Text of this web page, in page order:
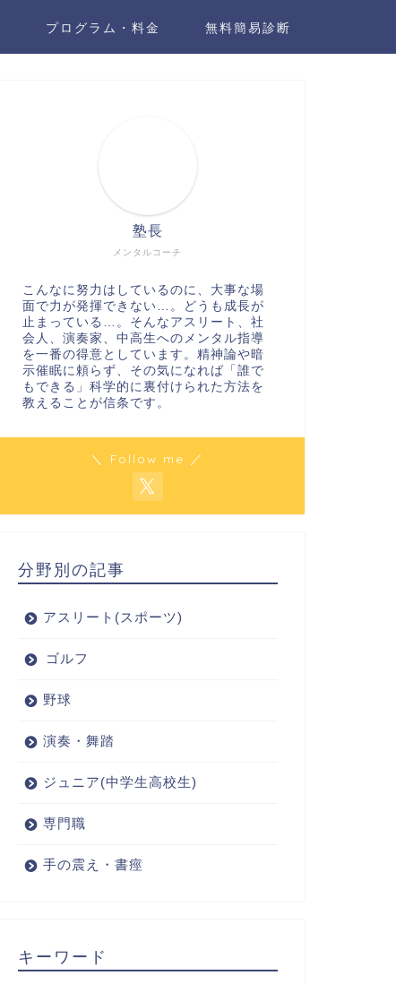
プログラム・料金 無料簡易診断
メンタルコーチ
塾長
こんなに努力はしているのに、大事な場
面で力が発揮できない…。どうも成長が
止まっている…。そんなアスリート、社
会人、演奏家、中高生へのメンタル指導
を一番の得意としています。精神論や暗
示催眠に頼らず、その気になれば「誰で
もできる」科学的に裏付けられた方法を
教えることが信条です。
＼ Follow me ／
分野別の記事
アスリート(スポーツ)
ゴルフ
野球
演奏・舞踏
ジュニア(中学生高校生)
専門職
手の震え・書痙
キーワード